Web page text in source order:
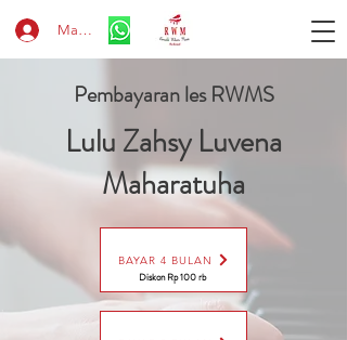
Masuk
Pembayaran les RWMS
Lulu Zahsy Luvena
Maharatuha
BAYAR 4 BULAN
Diskon Rp 100 rb